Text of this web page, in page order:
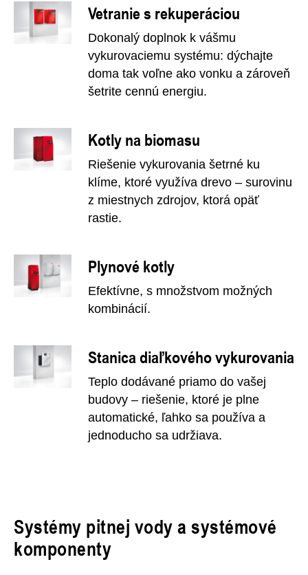
Vetranie s rekuperáciou
Dokonalý doplnok k vášmu
vykurovaciemu systému: dýchajte
doma tak voľne ako vonku a zároveň
šetrite cennú energiu.
Kotly na biomasu
Riešenie vykurovania šetrné ku
klíme, ktoré využíva drevo – surovinu
z miestnych zdrojov, ktorá opäť
rastie.
Plynové kotly
Efektívne, s množstvom možných
kombinácií.
Stanica diaľkového vykurovania
Teplo dodávané priamo do vašej
budovy – riešenie, ktoré je plne
automatické, ľahko sa používa a
jednoducho sa udržiava.
Systémy pitnej vody a systémové
komponenty